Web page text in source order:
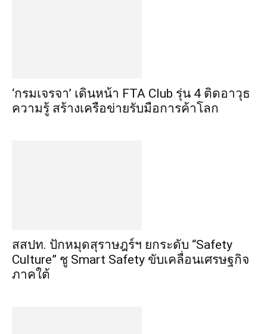
‘กรมเจรจา’ เดินหน้า FTA Club รุ่น 4 ติดอาวุธ
ความรู้ สร้างเครือข่ายรับมือการค้าโลก
สสปท. ปักหมุดสุราษฎร์ฯ ยกระดับ “Safety
Culture” ชู Smart Safety ขับเคลื่อนเศรษฐกิจ
ภาคใต้